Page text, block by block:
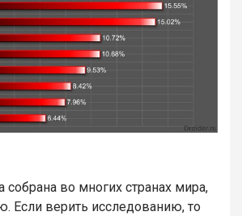
собрана во многих странах мира,
Если верить исследованию, то